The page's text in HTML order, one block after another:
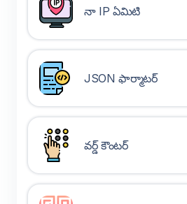
నా IP ఏమిటి
JSON ఫార్మాటర్
వర్డ్ కౌంటర్